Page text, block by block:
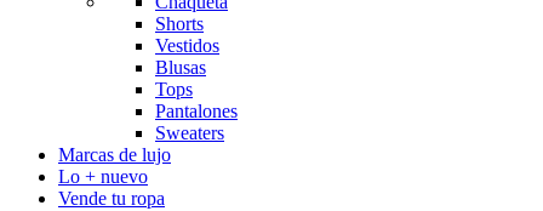
Shorts
Vestidos
Blusas
Tops
Pantalones
Sweaters
Marcas de lujo
Lo + nuevo
Vende tu ropa